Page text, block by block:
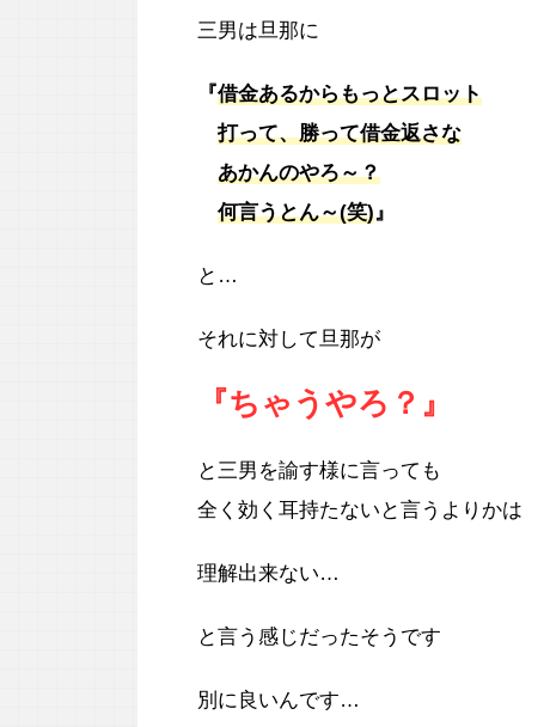
三男は旦那に
『借金あるからもっとスロット
打って、勝って借金返さな
あかんのやろ～？
何言うとん～(笑)』
と…
それに対して旦那が
『ちゃうやろ？』
と三男を諭す様に言っても
全く効く耳持たないと言うよりかは
理解出来ない…
と言う感じだったそうです
別に良いんです…